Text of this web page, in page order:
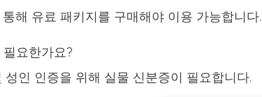
해 유료 패키지를 구매해야 이용 가능합니다.
필요한가요?
성인 인증을 위해 실물 신분증이 필요합니다.